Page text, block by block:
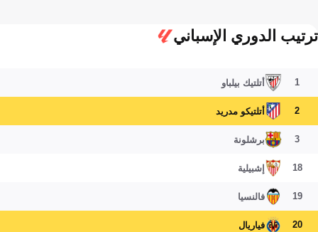
ترتيب الدوري الإسباني
1 أتلتيك بيلباو
2 أتلتيكو مدريد
3 برشلونة
18 إشبيلية
19 فالنسيا
20 فياريال